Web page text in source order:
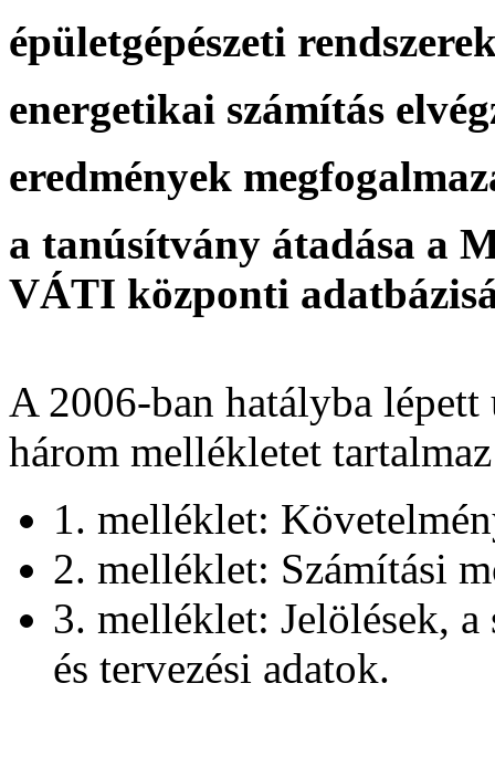
épületgépészeti
energetikai számítás
eredmények
a tanúsítvány átadása a
VÁTI központi
A 2006-ban hatályba
három mellékletet
1. melléklet:
2. melléklet: Számítási
3. melléklet: Jelölések, a
és tervezési adatok.